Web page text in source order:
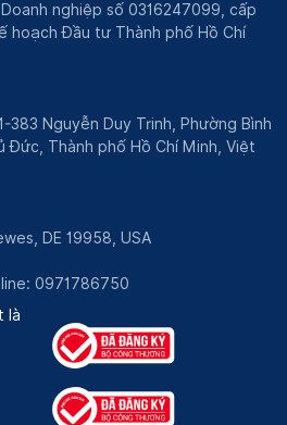
nghiệp số 0316247099, cấp
hoạch Đầu tư Thành phố Hồ Chí
383 Nguyễn Duy Trinh, Phường Bình
Đức, Thành phố Hồ Chí Minh, Việt
DE 19958, USA
0971786750
là